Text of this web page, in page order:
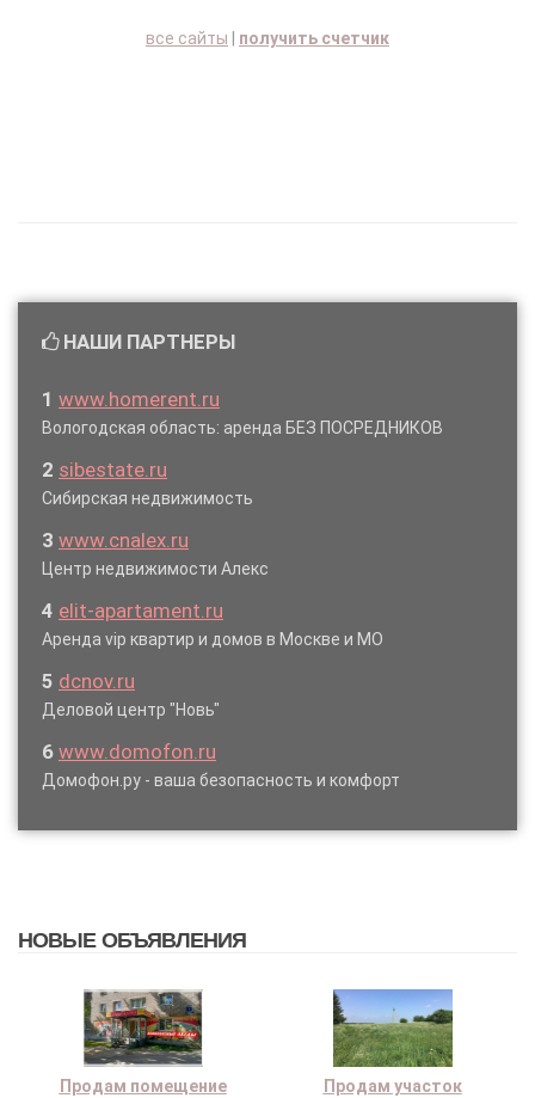
все сайты получить счетчик
НАШИ ПАРТНЕРЫ
1 www.homerent.ru
Вологодская область: аренда БЕЗ ПОСРЕДНИКОВ
2 sibestate.ru
Сибирская недвижимость
3 www.cnalex.ru
Центр недвижимости Алекс
4 elit-apartament.ru
Аренда vip квартир и домов в Москве и МО
5 dcnov.ru
Деловой центр "Новь"
6 www.domofon.ru
Домофон.ру - ваша безопасность и комфорт
НОВЫЕ ОБЪЯВЛЕНИЯ
Продам помещение
Продам участок